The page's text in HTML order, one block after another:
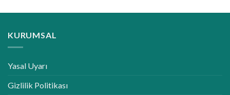
KURUMSAL
Yasal Uyarı
Gizlilik Politikası